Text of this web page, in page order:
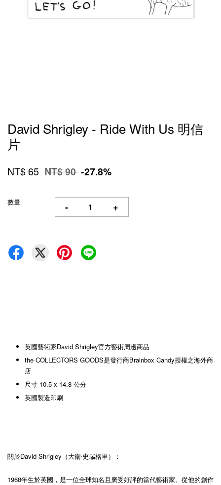
David Shrigley - Ride With Us 明信
片
NT$ 65 NT$ 90-27.8%
數量 - +
英國藝術家David Shrigley官方藝術周邊商品
the COLLECTORS GOODS是發行商Brainbox Candy授權之海外商
店
尺寸 10.5 x 14.8 公分
英國製造印刷
關於David Shrigley（大衛‧史瑞格里）：
1968年生於英國，是一位全球知名且廣受好評的當代藝術家。從他的創作